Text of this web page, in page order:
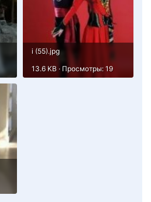
i (55).jpg
13.6 KB · Просмотры: 19